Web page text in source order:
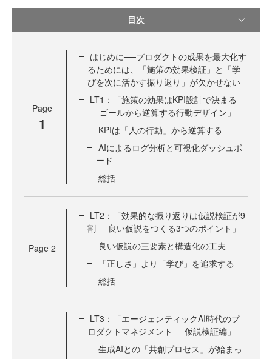
目次
Page
1
はじめに──プロダクトの成果を最大化す
るためには、「施策の効果検証」と「学
びを次に活かす振り返り」が欠かせない
LT1：「施策の効果はKPI設計で決まる
──ゴールから逆算する行動デザイン」
KPIは「人の行動」から逆算する
AIによるログ分析と可視化ダッシュボ
ード
総括
Page 2
LT2：「効果的な振り返りは仮説検証が9
割──良い仮説をつくる3つのポイント」
良い仮説の三要素と構造化の工夫
「正しさ」より「学び」を追求する
総括
LT3：「エージェンティックAI時代のプ
ロダクトマネジメント──仮説検証編」
生成AIとの「共創プロセス」が始まっ